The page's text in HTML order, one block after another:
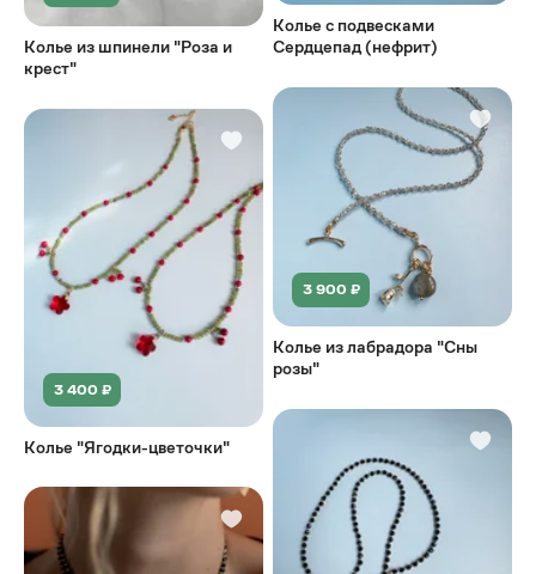
Колье из шпинели "Роза и
крест"
3 400 ₽
Колье "Ягодки-цветочки"
Колье с подвесками
Сердцепад (нефрит)
3 900 ₽
Колье из лабрадора "Сны
розы"